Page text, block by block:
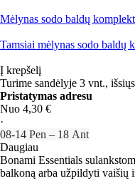
Mėlynas sodo baldų
Tamsiai mėlynas sodo baldų
Į krepšelį
Turime sandėlyje 3 vnt.,
Pristatymas adresu
Nuo 4,30 €
·
08‑14 Pen – 18 Ant
Daugiau
Bonami Essentials
balkoną arba užpildyti vaišių